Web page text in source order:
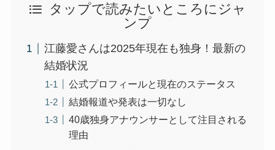
タップで読みたいところにジャ
ンプ
江藤愛さんは2025年現在も独身！最新の
結婚状況
公式プロフィールと現在のステータス
結婚報道や発表は一切なし
40歳独身アナウンサーとして注目される
理由